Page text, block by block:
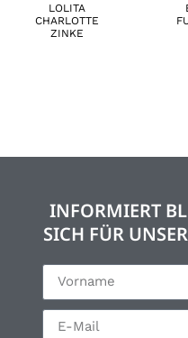
LOLITA
CHARLOTTE
ZINKE
INFORMIERT
SICH FÜR